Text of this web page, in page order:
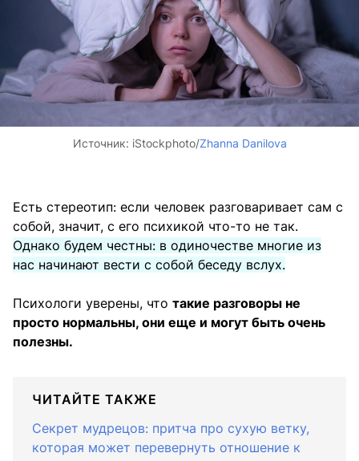
Источник: iStockphoto/Zhanna Danilova
Есть стереотип: если человек разговаривает сам с
собой, значит, с его психикой что-то не так.
Однако будем честны: в одиночестве многие из
нас начинают вести с собой беседу вслух.
Психологи уверены, что такие разговоры не
просто нормальны, они еще и могут быть очень
полезны.
ЧИТАЙТЕ ТАКЖЕ
Секрет мудрецов: притча про сухую ветку,
которая может перевернуть отношение к